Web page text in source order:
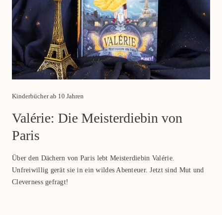
Category
Kinderbücher ab 10 Jahren
Valérie: Die Meisterdiebin von
Paris
Über den Dächern von Paris lebt Meisterdiebin Valérie.
Unfreiwillig gerät sie in ein wildes Abenteuer. Jetzt sind Mut und
Cleverness gefragt!